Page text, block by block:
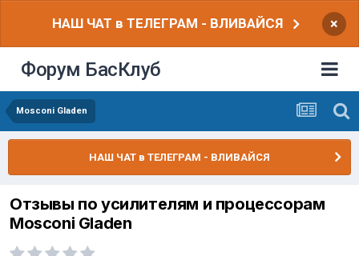
НАШ ЧАТ в ТЕЛЕГРАМ - ВЛИВАЙСЯ ×
Форум БасКлуб
Mosconi Gladen
НАШ ЧАТ в ТЕЛЕГРАМ - ВЛИВАЙСЯ
Отзывы по усилителям и процессорам
Mosconi Gladen